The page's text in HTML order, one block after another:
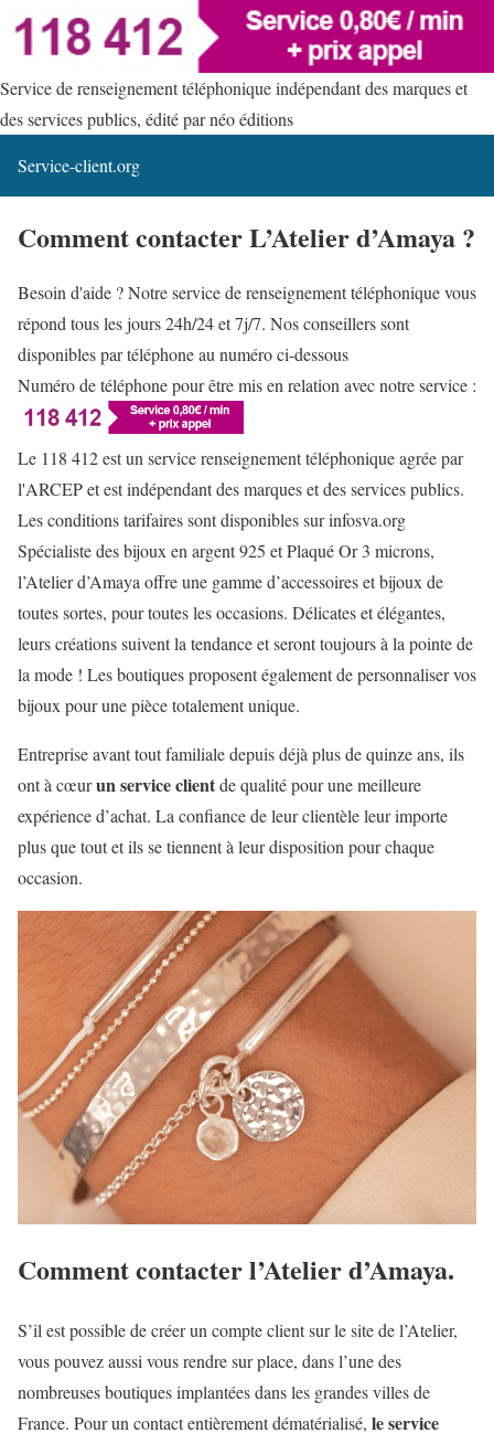
Service de renseignement téléphonique indépendant des marques et
des services publics, édité par néo éditions
Service-client.org
Comment contacter L’Atelier d’Amaya ?
Besoin d'aide ? Notre service de renseignement téléphonique vous
répond tous les jours 24h/24 et 7j/7. Nos conseillers sont
disponibles par téléphone au numéro ci-dessous
Numéro de téléphone pour être mis en relation avec notre service :
Le 118 412 est un service renseignement téléphonique agrée par
l'ARCEP et est indépendant des marques et des services publics.
Les conditions tarifaires sont disponibles sur infosva.org
Spécialiste des bijoux en argent 925 et Plaqué Or 3 microns,
l’Atelier d’Amaya offre une gamme d’accessoires et bijoux de
toutes sortes, pour toutes les occasions. Délicates et élégantes,
leurs créations suivent la tendance et seront toujours à la pointe de
la mode ! Les boutiques proposent également de personnaliser vos
bijoux pour une pièce totalement unique.
Entreprise avant tout familiale depuis déjà plus de quinze ans, ils
ont à cœurun service clientde qualité pour une meilleure
expérience d’achat. La confiance de leur clientèle leur importe
plus que tout et ils se tiennent à leur disposition pour chaque
occasion.
Comment contacter l’Atelier d’Amaya.
S’il est possible de créer un compte client sur le site de l’Atelier,
vous pouvez aussi vous rendre sur place, dans l’une des
nombreuses boutiques implantées dans les grandes villes de
France. Pour un contact entièrement dématérialisé, le service